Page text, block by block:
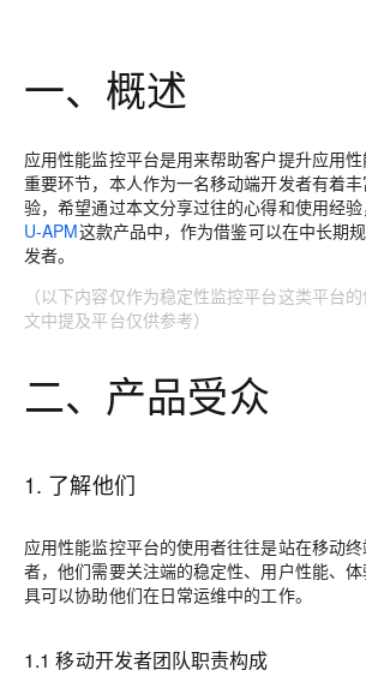
一、概述
应用性能监控平台是用来帮助客户提升应用
重要环节，本人作为一名移动端开发者有着
验，希望通过本文分享过往的心得和使用经
U-APM这款产品中，作为借鉴可以在中长期
发者。
（以下内容仅作为稳定性监控平台这类平台的
文中提及平台仅供参考）
二、产品受众
1. 了解他们
应用性能监控平台的使用者往往是站在移动
者，他们需要关注端的稳定性、用户性能、
具可以协助他们在日常运维中的工作。
1.1 移动开发者团队职责构成